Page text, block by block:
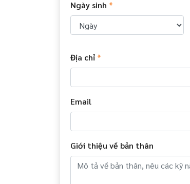
Ngày sinh *
Địa chỉ *
Email
Giới thiệu về bản thân